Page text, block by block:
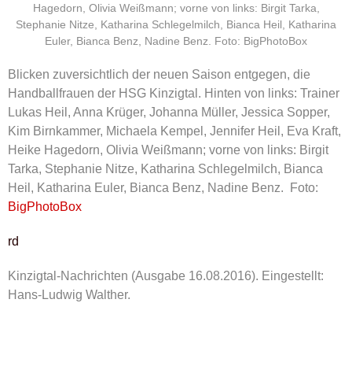
Hagedorn, Olivia Weißmann; vorne von links: Birgit Tarka,
Stephanie Nitze, Katharina Schlegelmilch, Bianca Heil, Katharina
Euler, Bianca Benz, Nadine Benz. Foto: BigPhotoBox
Blicken zuversichtlich der neuen Saison entgegen, die
Handballfrauen der HSG Kinzigtal. Hinten von links: Trainer
Lukas Heil, Anna Krüger, Johanna Müller, Jessica Sopper,
Kim Birnkammer, Michaela Kempel, Jennifer Heil, Eva Kraft,
Heike Hagedorn, Olivia Weißmann; vorne von links: Birgit
Tarka, Stephanie Nitze, Katharina Schlegelmilch, Bianca
Heil, Katharina Euler, Bianca Benz, Nadine Benz. Foto:
BigPhotoBox
rd
Kinzigtal-Nachrichten (Ausgabe 16.08.2016). Eingestellt:
Hans-Ludwig Walther.